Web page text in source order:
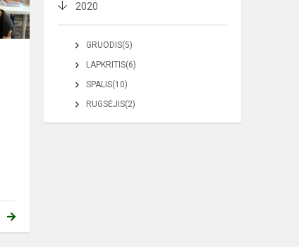
2020
GRUODIS(5)
LAPKRITIS(6)
SPALIS(10)
RUGSĖJIS(2)